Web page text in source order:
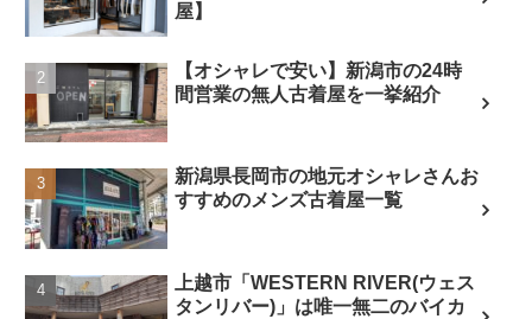
屋】
【オシャレで安い】新潟市の24時
間営業の無人古着屋を一挙紹介
新潟県長岡市の地元オシャレさんお
すすめのメンズ古着屋一覧
上越市「WESTERN RIVER(ウェス
タンリバー)」は唯一無二のバイカ